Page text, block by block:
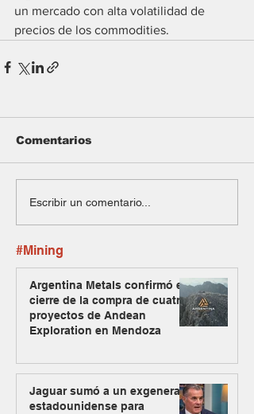
un mercado con alta volatilidad de
precios de los commodities.
Comentarios
Escribir un comentario...
#Mining
Argentina Metals confirmó el
cierre de la compra de cuatro
proyectos de Andean
Exploration en Mendoza
Jaguar sumó a un exgeneral
estadounidense para